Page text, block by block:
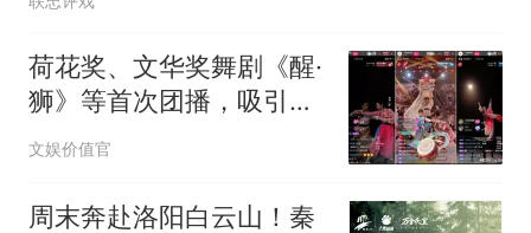
荷花奖、文华奖舞剧《醒·
狮》等首次团播，吸引
384万抖音网友观看
文娱价值官
周末奔赴洛阳白云山！秦